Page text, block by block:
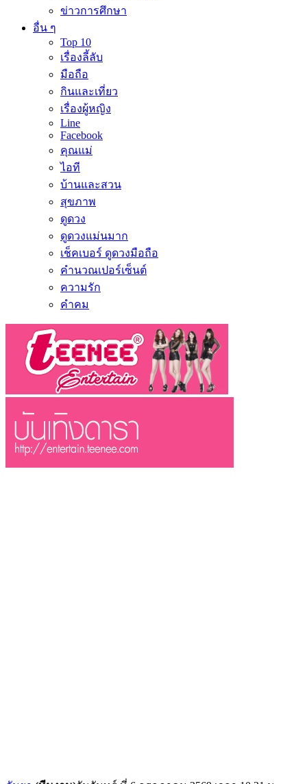
ข่าวการศึกษา
อื่น ๆ
Top 10
เรื่องลี้ลับ
มือถือ
กินและเที่ยว
เรื่องผู้หญิง
Line
Facebook
คุณแม่
ไอที
บ้านและสวน
สุขภาพ
ดูดวง
ดูดวงแม่นมาก
เช็คเบอร์ ดูดวงมือถือ
คำนวณเปอร์เซ็นต์
ความรัก
คำคม